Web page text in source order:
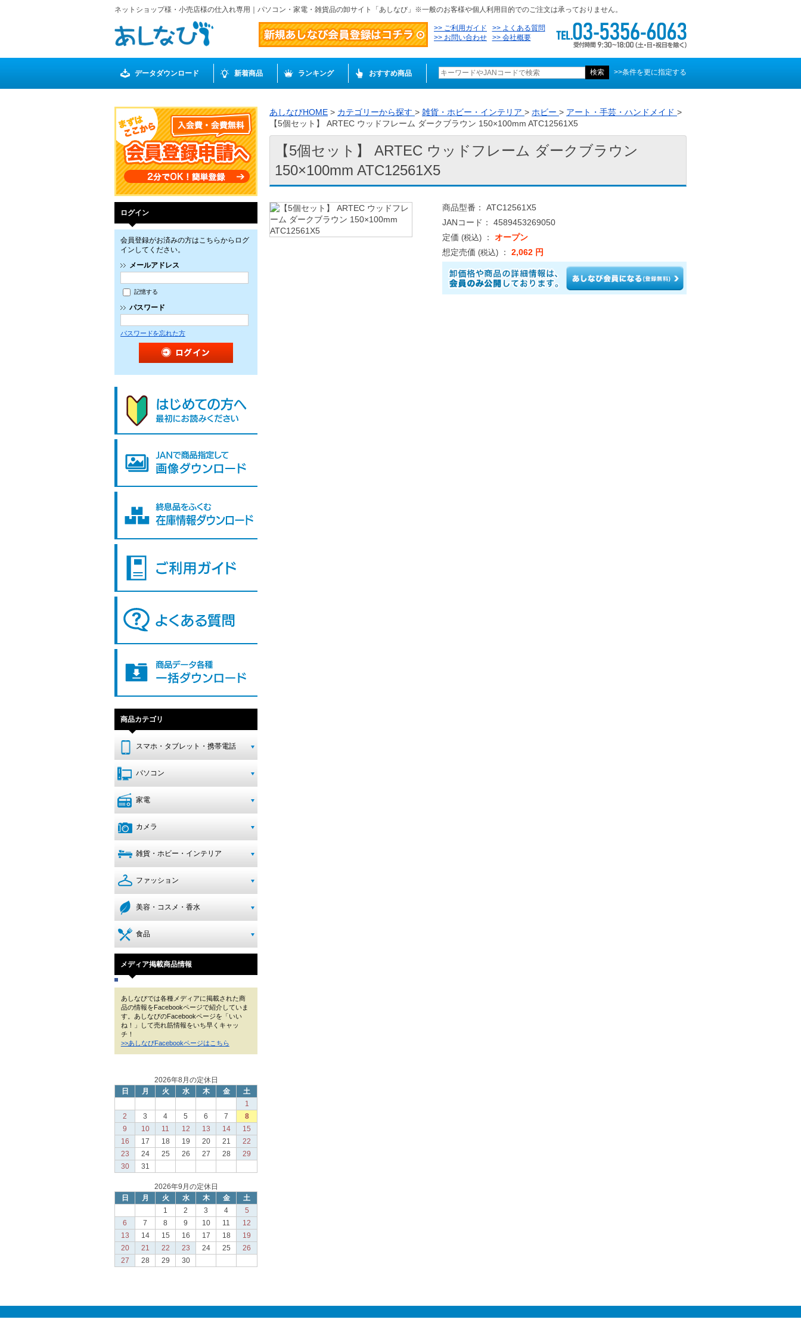
ネットショップ様・小売店様の仕入れ専用｜パソコン・家電・雑貨品の卸サイト「あしなび」※一般のお客様や個人利用目的でのご注文は承っておりません。
ご利用ガイド
よくある質問
お問い合わせ
会社概要
データダウンロード 新着商品 ランキング おすすめ商品 >>条件を更に指定する
ログイン
会員登録がお済みの方はこちらからログ
インしてください。
メールアドレス
記憶する
パスワード
パスワードを忘れた方
商品カテゴリ
スマホ・タブレット・携帯電話
パソコン
家電
カメラ
雑貨・ホビー・インテリア
ファッション
美容・コスメ・香水
食品
メディア掲載商品情報
あしなびでは各種メディアに掲載された商
品の情報をFacebookページで紹介していま
す。あしなびのFacebookページを「いい
ね！」して売れ筋情報をいち早くキャッ
チ！
>>あしなびFacebookページはこちら
2026年8月の定休日
日
月 火 水 木 金
土
1
2
3 4 5 6 7
8
9
10 11 12 13 14
15
16
17 18 19 20 21
22
23
24 25 26 27 28
29
30
31
2026年9月の定休日
日
月 火 水 木 金
土
1
2 3 4
5
6
7 8 9 10 11
12
13
14 15 16 17 18
19
20
21 22 23 24 25
26
27
28 29 30
あしなびHOME > カテゴリーから探す > 雑貨・ホビー・インテリア > ホビー > アート・手芸・ハンドメイド >
【5個セット】 ARTEC ウッドフレーム ダークブラウン 150×100mm ATC12561X5
【5個セット】 ARTEC ウッドフレーム ダークブラウン
150×100mm ATC12561X5
商品型番： ATC12561X5
JANコード： 4589453269050
定価 (税込) ： オープン
想定売価 (税込) ： 2,062 円